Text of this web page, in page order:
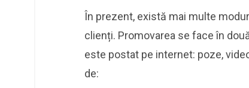
În prezent, există mai multe
clienți. Promovarea se face în
este postat pe internet: poze,
de: